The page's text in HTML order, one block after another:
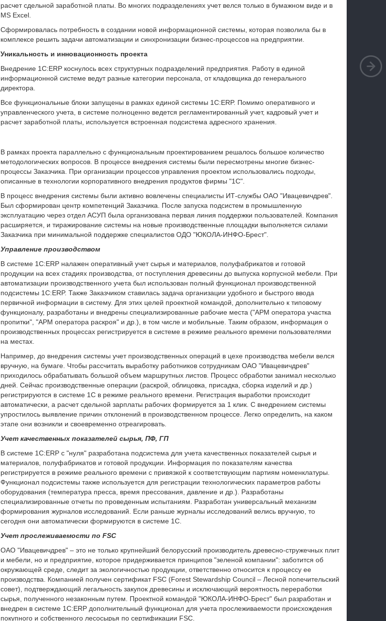
расчет сдельной заработной платы. Во многих подразделениях учет велся только в бумажном виде и в
MS Excel.
Сформировалась потребность в создании новой информационной системы, которая позволила бы в
комплексе решить задачи автоматизации и синхронизации бизнес-процессов на предприятии.
Уникальность и инновационность проекта
Внедрение 1С:ERPкоснулось всех структурных подразделений предприятия. Работу в единой
информационной системе ведут разные категории персонала, от кладовщика до генерального
директора.
Все функциональные блоки запущены в рамках единой системы 1С:ERP. Помимо оперативного и
управленческого учета, в системе полноценно ведется регламентированный учет, кадровый учет и
расчет заработной платы, используется встроенная подсистема адресного хранения.
В рамках проекта параллельно с функциональным проектированием решалось большое количество
методологических вопросов. В процессе внедрения системы были пересмотрены многие бизнес-
процессы Заказчика. При организации процессов управления проектом использовались подходы,
описанные в технологии корпоративного внедрения продуктов фирмы "1С".
В процесс внедрения системы были активно вовлечены специалисты ИТ-службы ОАО "Ивацевичдрев".
Был сформирован центр компетенций Заказчика. После запуска подсистем в промышленную
эксплуатацию через отдел АСУП была организована первая линия поддержки пользователей. Компания
расширяется, и тиражирование системы на новые производственные площадки выполняется силами
Заказчика при минимальной поддержке специалистов ОДО "ЮКОЛА-ИНФО-Брест".
Управление производством
В системе 1С:ERP налажен оперативный учет сырья и материалов, полуфабрикатов и готовой
продукции на всех стадиях производства, от поступления древесины до выпуска корпусной мебели.
При
автоматизации производственного учета был использован полный функционал производственной
подсистемы 1С:ERP. Также Заказчиком ставилась задача организации удобного и быстрого ввода
первичной информации в систему. Для этих целей проектной командой, дополнительно к типовому
функционалу, разработаны и внедрены специализированные рабочие места ("АРМ оператора участка
пропитки", "АРМ оператора раскроя" и др.), в том числе и мобильные. Таким образом, информация о
производственных процессах регистрируется в системе в режиме реального времени пользователями
на местах.
Например, до внедрения системы учет производственных операций в цехе производства мебели велся
вручную, на бумаге. Чтобы рассчитать выработку работников сотрудникам ОАО "Ивацевичдрев"
приходилось обрабатывать большой объем маршрутных листов. Процесс обработки занимал несколько
дней. Сейчас производственные операции (раскрой, облицовка, присадка, сборка изделий и др.)
регистрируются в системе 1С в режиме реального времени. Регистрация выработки происходит
автоматически, а расчет сдельной зарплаты рабочих формируется за 1 клик. С внедрением системы
упростилось выявление причин отклонений в производственном процессе. Легко определить, на каком
этапе они возникли и своевременно отреагировать.
Учет качественных показателей сырья, ПФ, ГП
В системе 1С:ERP с "нуля" разработана подсистема для учета качественных показателей сырья и
материалов, полуфабрикатов и готовой продукции. Информация по показателям качества
регистрируется в режиме реального времени с привязкой к соответствующим партиям номенклатуры.
Функционал подсистемы также используется для регистрации технологических параметров работы
оборудования (температура пресса, время прессования, давление и др.). Разработаны
специализированные отчеты по проведенным испытаниям. Разработан универсальный механизм
формирования журналов исследований. Если раньше журналы исследований велись вручную, то
сегодня они автоматически формируются в системе 1С.
Учет прослеживаемости по FSC
ОАО "Ивацевичдрев" – это не только крупнейший белорусский производитель древесно-стружечных плит
и мебели, но и предприятие, которое придерживается принципов "зеленой компании": заботится об
окружающей среде, следит за экологичностью продукции, ответственно относится к процессу ее
производства. Компанией получен сертификат FSC (Forest Stewardship Council – Лесной попечительский
совет), подтверждающий легальность закупок древесины и исключающий вероятность переработки
сырья, полученного незаконным путем.
Проектной командой "ЮКОЛА-ИНФО-Брест" был разработан и
внедрен в системе 1С:ERP дополнительный функционал для учета прослеживаемости происхождения
покупного и собственного лесосырья по сертификации FSC.